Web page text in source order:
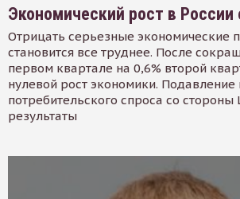
Экономический рост в России
Отрицать серьезные экономические
становится все труднее. После
первом квартале на 0,6% второй
нулевой рост экономики. Подавление
потребительского спроса со
результаты